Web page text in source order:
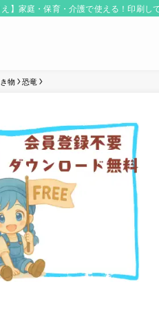
】家庭・保育・介護で使える！印刷し
物 恐竜